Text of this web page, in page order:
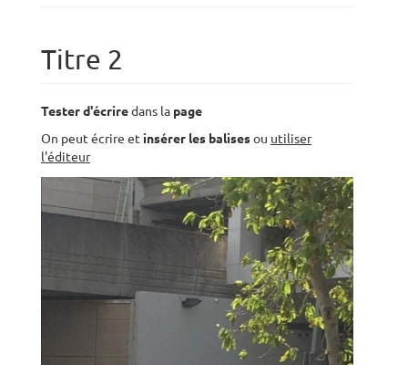
Titre 2
Tester d'écriredans la page
On peut écrire et insérer les balisesou utiliser
l'éditeur